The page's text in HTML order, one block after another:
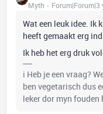
Myth Forum|Forum|3
Wat een leuk idee. Ik
heeft gemaakt erg
Ik heb het erg druk
ℹ️ Heb je een vraag?
ben vegetarisch dus
leker dor myn fouden